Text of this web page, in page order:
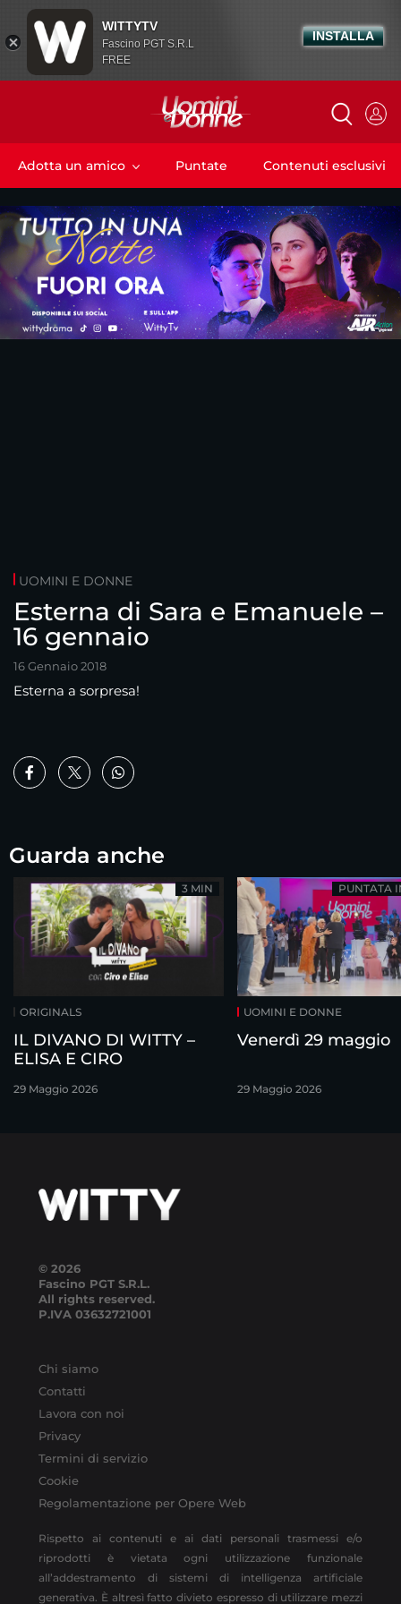
Adotta un amico Puntate Contenuti esclusivi
UOMINI E DONNE
Esterna di Sara e Emanuele –
16 gennaio
16 Gennaio 2018
Esterna a sorpresa!
Guarda anche
ORIGINALS
IL DIVANO DI WITTY –
ELISA E CIRO
29 Maggio 2026
3 MIN
UOMINI E DONNE
Venerdì 29 maggio
29 Maggio 2026
PUNTATA
© 2026
Fascino PGT S.R.L.
All rights reserved.
P.IVA 03632721001
Chi siamo
Contatti
Lavora con noi
Privacy
Termini di servizio
Cookie
Regolamentazione per Opere Web
Rispetto ai contenuti e ai dati personali trasmessi e/o
riprodotti è vietata ogni utilizzazione funzionale
all’addestramento di sistemi di intelligenza artificiale
generativa. È altresì fatto divieto espresso di utilizzare mezzi
WITTYTV
Fascino PGT S.R.L
FREE
INSTALLA